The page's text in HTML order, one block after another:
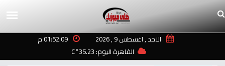
الاحد , اغسطس 9 , 2026
01:52:09 م
القاهرة اليوم: 35.23°C